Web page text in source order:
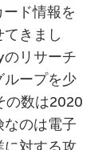
ド情報を
きまし
リサーチ
ループを少
の数は2020
のは電子